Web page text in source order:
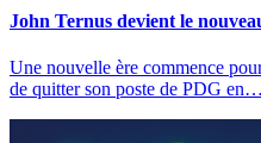
John Ternus devient le
Une nouvelle ère commence
de quitter son poste de PDG en…